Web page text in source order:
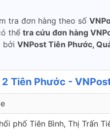
tra đơn hàng theo số
thể tra cứu đơn hàng
bởi VNPost Tiên Phước,
Tiên Phước -
phố Tiên Bình, Thị Trấn